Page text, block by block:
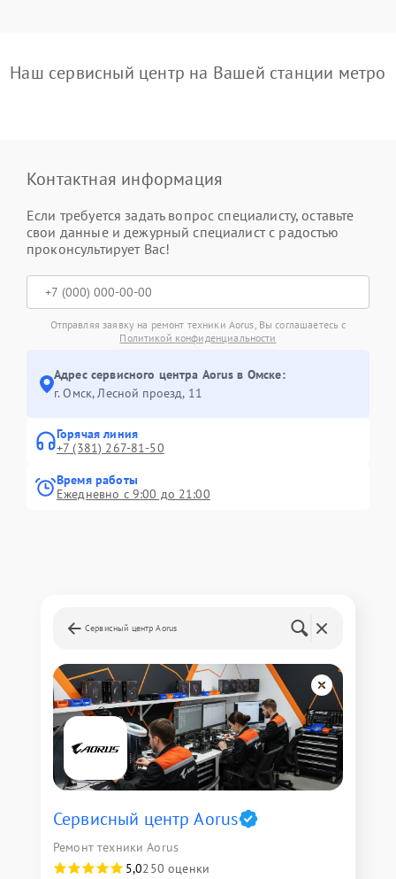
Наш сервисный центр на Вашей станции метро
Контактная информация
Если требуется задать вопрос специалисту, оставьте
свои данные и дежурный специалист с радостью
проконсультирует Вас!
Отправляя заявку на ремонт техники Aorus, Вы соглашаетесь с
Политикой конфиденциальности
Адрес сервисного центра Aorus в Омске:
г. Омск, ​Лесной проезд, 11
Горячая линия
+7 (381) 267-81-50
Время работы
Ежедневно с 9:00 до 21:00
Сервисный центр Aorus
Сервисный центр Aorus
Ремонт техники Aorus
5,0250 оценки